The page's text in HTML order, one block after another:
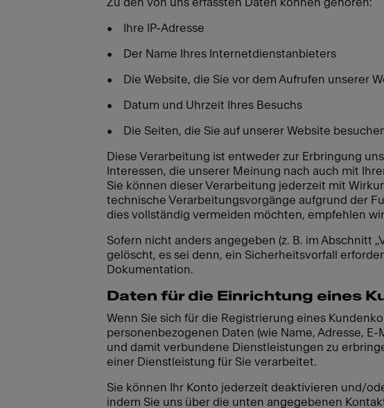
Zu den von uns erfassten Daten können gehören:
• Ihre IP-Adresse
• Der Name Ihres Internetdienstanbieters
• Die Website, die Sie vor dem Aufrufen unserer
• Datum und Uhrzeit Ihres Besuchs
• Die Seiten, die Sie auf unserer Website
Diese Verarbeitung ist entweder zur Erbringung
Interessen, die unserer Meinung nach auch mit
Sie können dieser Verarbeitung jederzeit mit
technische Verarbeitungsvorgänge aufgrund der
dies vollständig vermeiden möchten, empfehlen
Sofern nicht anders angegeben (z. B. im Abschnitt
gelöscht, es sei denn, ein Sicherheitsvorfall
Dokumentation.
Daten für die Einrichtung eines
Wenn Sie sich für die Registrierung eines
personenbezogenen Daten (wie Name, Adresse,
und damit verbundene Dienstleistungen zu
einer Dienstleistung für Sie verarbeitet.
Sie können Ihr Konto jederzeit deaktivieren und/
indem Sie uns über die unten angegebenen